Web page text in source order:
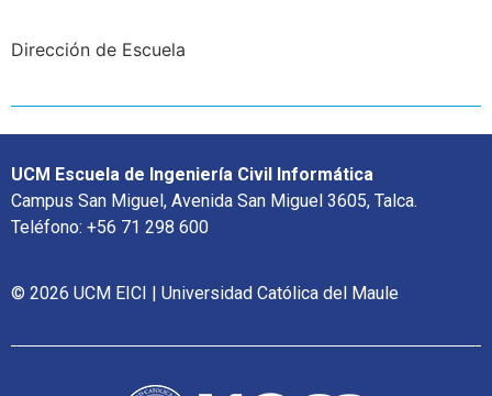
Dirección de Escuela
UCM Escuela de Ingeniería Civil Informática
Campus San Miguel, Avenida San Miguel 3605, Talca.
Teléfono: +56 71 298 600
© 2026 UCM EICI | Universidad Católica del Maule